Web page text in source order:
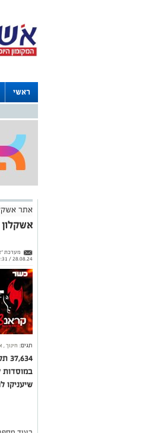
ראשי
אתר
אשקלון
מערכת
28.08.24 / 09:31
תגים: חינוך,
במוסדות
שיעניקו